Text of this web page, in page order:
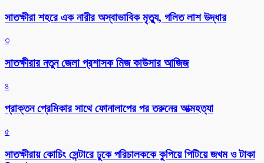
সাতক্ষীরা শহরে এক নারীর অস্বাভাবিক মৃত্যু, গলিত লাশ উদ্ধার
৩
সাতক্ষীরার নতুন জেলা প্রশাসক মিজ কাউসার আজিজ
৪
প্রাক্তন প্রেমিকার সাথে ফোনালাপের পর তরুনের আত্মহত্যা
৫
সাতক্ষীরায় কোচিং সেন্টারে ঢুকে পরিচালককে কুপিয়ে পিটিয়ে জখম ও টাকা